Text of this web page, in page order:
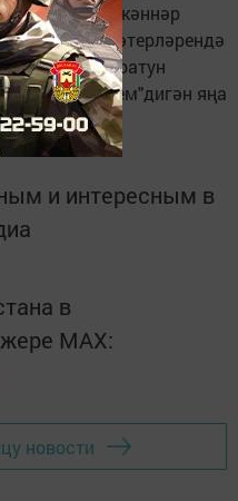
китерде. Өлкәннәр
Алар хәтерләрендә
Каратун
"Өммегөлсем"дигән яңа
и интересным в
в
MАХ:
новости